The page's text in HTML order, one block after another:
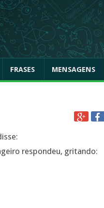
FRASES MENSAGENS
respondeu, gritando: